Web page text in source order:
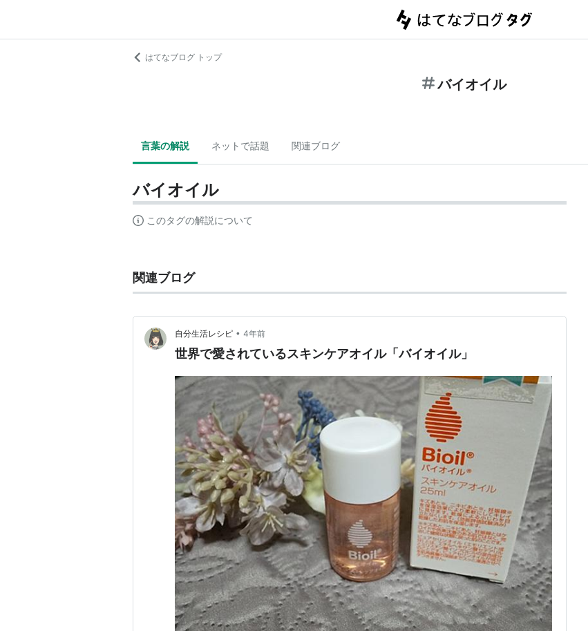
はてなブログ トップ
バイオイル
言葉の解説 ネットで話題 関連ブログ
バイオイル
このタグの解説について
関連ブログ
自分生活レシピ • 4年前
世界で愛されているスキンケアオイル「バイオイル」